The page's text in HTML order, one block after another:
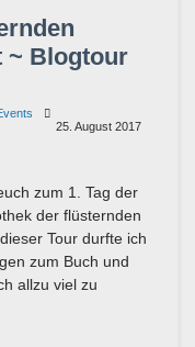
~ Blogtour
25. August 2017
zum 1. Tag der
der flüsternden
Tour durfte ich
zum Buch und
allzu viel zu